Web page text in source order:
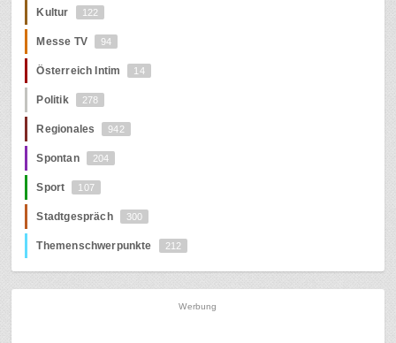
Kultur 122
Messe TV 94
Österreich Intim 14
Politik 278
Regionales 942
Spontan 204
Sport 107
Stadtgespräch 300
Themenschwerpunkte 212
Werbung